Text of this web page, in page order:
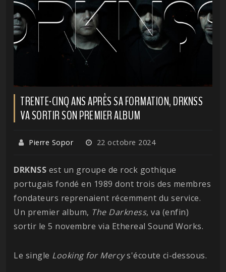
TRENTE-CINQ ANS APRÈS SA FORMATION, DRKNSS
VA SORTIR SON PREMIER ALBUM
Pierre Sopor 22 octobre 2024
DRKNSS est un groupe de rock gothique
portugais fondé en 1989 dont trois des membres
fondateurs reprenaient récemment du service.
Un premier album, The Darkness, va (enfin)
sortir le 5 novembre via Ethereal Sound Works.
Le single Looking for Mercys'écoute ci-dessous.